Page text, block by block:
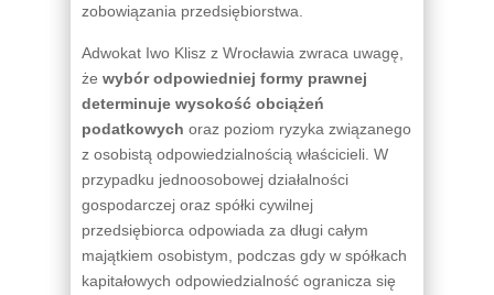
zobowiązania przedsiębiorstwa.
Adwokat Iwo Klisz z Wrocławia zwraca uwagę,
że wybór odpowiedniej formy prawnej
determinuje wysokość obciążeń
podatkowych oraz poziom ryzyka związanego
z osobistą odpowiedzialnością właścicieli. W
przypadku jednoosobowej działalności
gospodarczej oraz spółki cywilnej
przedsiębiorca odpowiada za długi całym
majątkiem osobistym, podczas gdy w spółkach
kapitałowych odpowiedzialność ogranicza się